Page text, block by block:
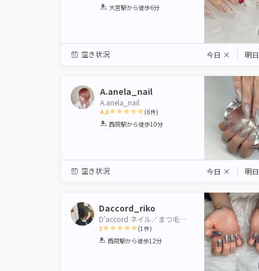
1 2 3 4 5
大宮駅から徒歩6分
空き状況 今日 × 明日
A.anela_nail
A.anela_nail
4.8
1 2 3 4 5
(6件)
西院駅から徒歩10分
空き状況 今日 × 明日
Daccord_riko
D’accord ネイル／まつ毛・眉／脱毛・フェイシャル
5
1 2 3 4 5
(1 件)
西院駅から徒歩12分